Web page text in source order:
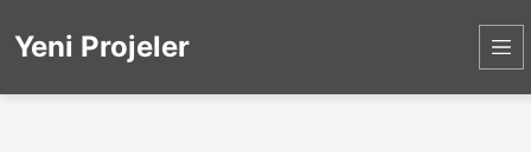
Yeni Projeler